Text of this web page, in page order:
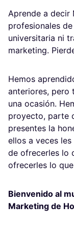
Aprende a decir
profesionales
universitaria ni
marketing.
Hemos
anteriores, pero
una ocasión.
proyecto, parte
presentes la
ellos a veces
de ofrecerles lo
ofrecerles lo
Bienvenido al
Marketing de